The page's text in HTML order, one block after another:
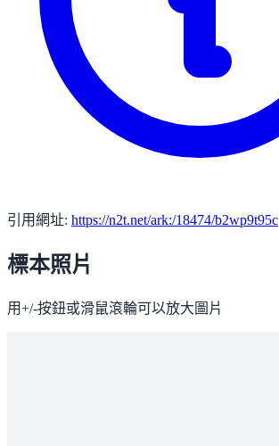
引用網址: https://n2t.net/ark:/18474/b2wp9t95c
標本照片
用+/-按鈕或滑鼠滾輪可以放大圖片